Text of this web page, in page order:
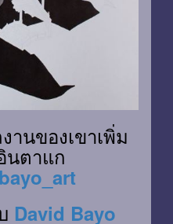
านของเขาเพิ่ม
นตาแก
David Bayo